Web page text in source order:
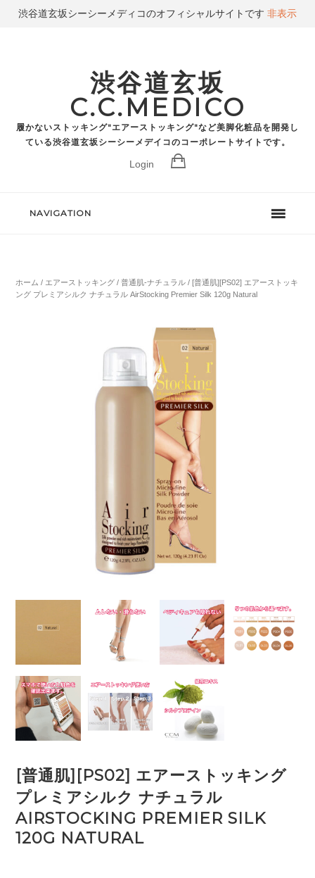
渋谷道玄坂
C.C.MEDICO
履かないストッキング"エアーストッキング"など美脚化粧品を開発し
ている渋谷道玄坂シーシーメデイコのコーポレートサイトです。
Login
NAVIGATION
ホーム / エアーストッキング /普通肌-ナチュラル / [普通肌][PS02] エアーストッキ
ング プレミアシルク ナチュラル AirStocking Premier Silk 120g Natural
[普通肌][PS02] エアーストッキング
プレミアシルク ナチュラル
AIRSTOCKING PREMIER SILK
120G NATURAL
渋谷道玄坂シーシーメディコのオフィシャルサイトです 非表示